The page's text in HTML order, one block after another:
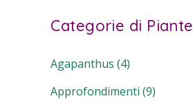
Categorie di Piante
Agapanthus (4)
Approfondimenti (9)